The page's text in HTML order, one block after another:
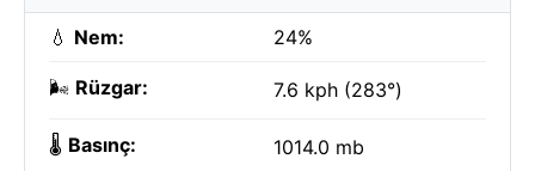
💧 Nem: 24%
🌬️ Rüzgar: 7.6 kph (283°)
🌡️ Basınç: 1014.0 mb